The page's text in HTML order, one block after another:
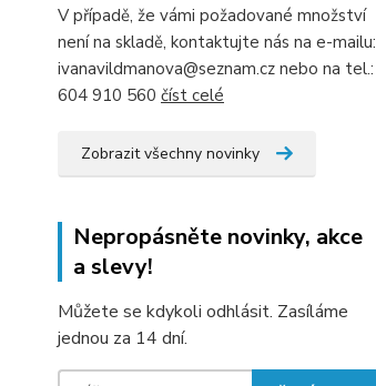
V případě, že vámi požadované množství
není na skladě, kontaktujte nás na e-mailu:
ivanavildmanova@seznam.cz nebo na tel.:
604 910 560 číst celé
Zobrazit všechny novinky
Nepropásněte novinky, akce
a slevy!
Můžete se kdykoli odhlásit. Zasíláme
jednou za 14 dní.